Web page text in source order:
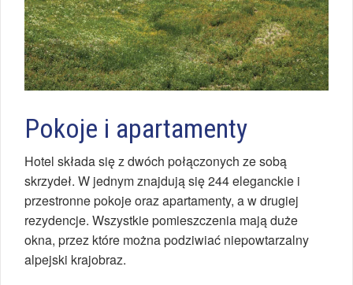
Pokoje i apartamenty
Hotel składa się z dwóch połączonych ze sobą
skrzydeł. W jednym znajdują się 244 eleganckie i
przestronne pokoje oraz apartamenty, a w drugiej
rezydencje. Wszystkie pomieszczenia mają duże
okna, przez które można podziwiać niepowtarzalny
alpejski krajobraz.